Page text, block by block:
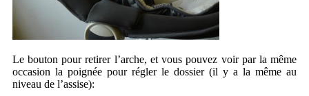
Le bouton pour retirer l’arche, et vous pouvez voir par la même
occasion la poignée pour régler le dossier (il y a la même au
niveau de l’assise):